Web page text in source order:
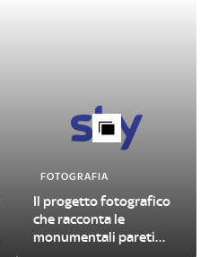
FOTOGRAFIA
Il progetto fotografico
che racconta le
monumentali pareti